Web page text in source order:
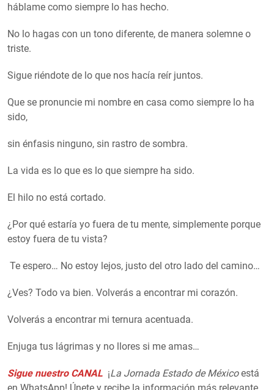
háblame como siempre lo has hecho.
No lo hagas con un tono diferente, de manera solemne o
triste.
Sigue riéndote de lo que nos hacía reír juntos.
Que se pronuncie mi nombre en casa como siempre lo ha
sido,
sin énfasis ninguno, sin rastro de sombra.
La vida es lo que es lo que siempre ha sido.
El hilo no está cortado.
¿Por qué estaría yo fuera de tu mente, simplemente porque
estoy fuera de tu vista?
Te espero… No estoy lejos, justo del otro lado del camino…
¿Ves? Todo va bien. Volverás a encontrar mi corazón.
Volverás a encontrar mi ternura acentuada.
Enjuga tus lágrimas y no llores si me amas…
Sigue nuestro CANAL ¡La Jornada Estado de Méxicoestá